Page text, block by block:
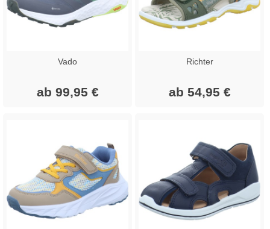
Vado
ab 99,95 €
Richter
ab 54,95 €